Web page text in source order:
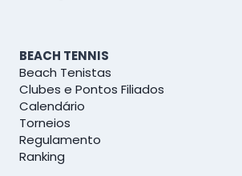
BEACH TENNIS
Beach Tenistas
Clubes e Pontos Filiados
Calendário
Torneios
Regulamento
Ranking